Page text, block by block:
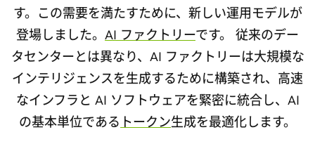
す。この需要を満たすために、新しい運用モデルが
登場しました。 AI ファクトリーです。 従来のデー
タセンターとは異なり、AI ファクトリーは大規模な
インテリジェンスを生成するために構築され、高速
なインフラと AI ソフトウェアを緊密に統合し、AI
の基本単位である トークン生成を最適化します。